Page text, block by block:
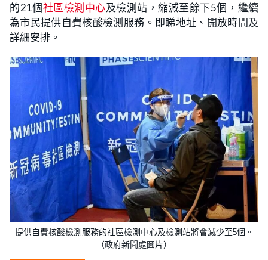
的21個社區檢測中心及檢測站，縮減至餘下5個，繼續
為市民提供自費核酸檢測服務。即睇地址、開放時間及
詳細安排。
提供自費核酸檢測服務的社區檢測中心及檢測站將會減少至5個。
（政府新聞處圖片）